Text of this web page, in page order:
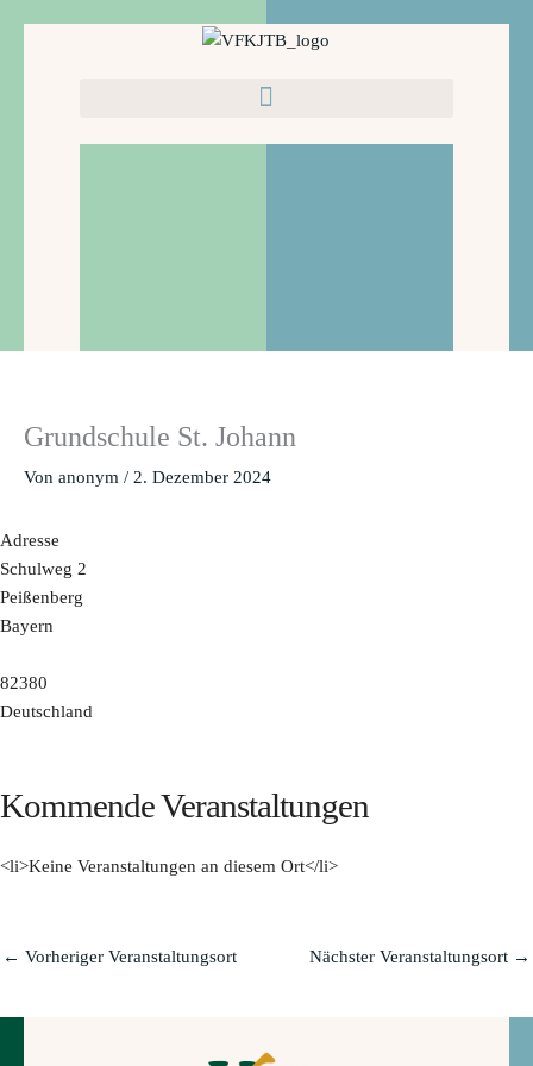
Grundschule St. Johann
Von anonym / 2. Dezember 2024
Adresse
Schulweg 2
Peißenberg
Bayern
82380
Deutschland
Kommende Veranstaltungen
<li>Keine Veranstaltungen an diesem Ort</li>
← Vorheriger Veranstaltungsort Nächster Veranstaltungsort →